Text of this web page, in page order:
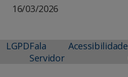
16/03/2026
LGPDFala
Servidor
Acessibilidade